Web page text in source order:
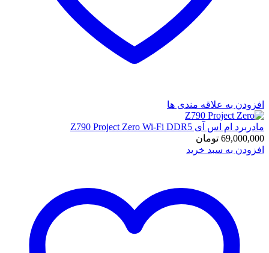
افزودن به علاقه مندی ها
مادربرد ام اس آی Z790 Project Zero Wi-Fi DDR5
69,000,000 تومان
افزودن به سبد خرید